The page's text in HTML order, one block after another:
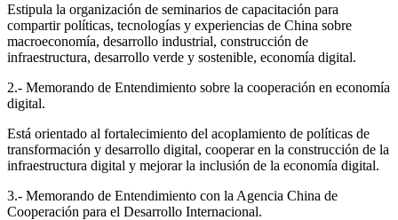
Estipula la organización de seminarios de capacitación para
compartir políticas, tecnologías y experiencias de China sobre
macroeconomía, desarrollo industrial, construcción de
infraestructura, desarrollo verde y sostenible, economía digital.
2.- Memorando de Entendimiento sobre la cooperación en economía
digital.
Está orientado al fortalecimiento del acoplamiento de políticas de
transformación y desarrollo digital, cooperar en la construcción de la
infraestructura digital y mejorar la inclusión de la economía digital.
3.- Memorando de Entendimiento con la Agencia China de
Cooperación para el Desarrollo Internacional.